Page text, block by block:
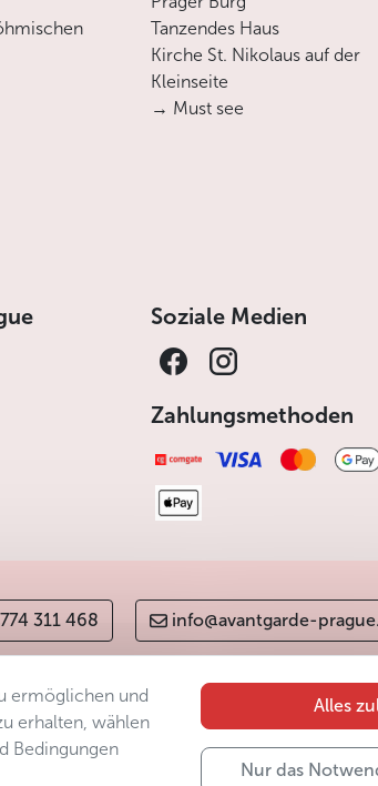
Tanzendes Haus
Kirche St. Nikolaus auf der
Kleinseite
→ Must see
Soziale Medien
Zahlungsmethoden
311 468 info@avantgarde-
ermöglichen und
erhalten, wählen
Bedingungen
Alles
Nur das